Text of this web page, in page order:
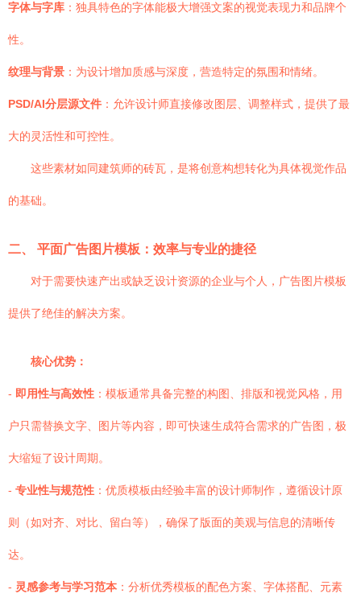
字体与字库 ：独具特色的字体能极大增强文案的视觉表现力和品牌个
性。
纹理与背景 ：为设计增加质感与深度，营造特定的氛围和情绪。
PSD/AI分层源文件 ：允许设计师直接修改图层、调整样式，提供了最
大的灵活性和可控性。
这些素材如同建筑师的砖瓦，是将创意构想转化为具体视觉作品
的基础。
二、 平面广告图片模板：效率与专业的捷径
对于需要快速产出或缺乏设计资源的企业与个人，广告图片模板
提供了绝佳的解决方案。
核心优势：
- 即用性与高效性 ：模板通常具备完整的构图、排版和视觉风格，用
户只需替换文字、图片等内容，即可快速生成符合需求的广告图，极
大缩短了设计周期。
- 专业性与规范性 ：优质模板由经验丰富的设计师制作，遵循设计原
则（如对齐、对比、留白等），确保了版面的美观与信息的清晰传
达。
- 灵感参考与学习范本 ：分析优秀模板的配色方案、字体搭配、元素